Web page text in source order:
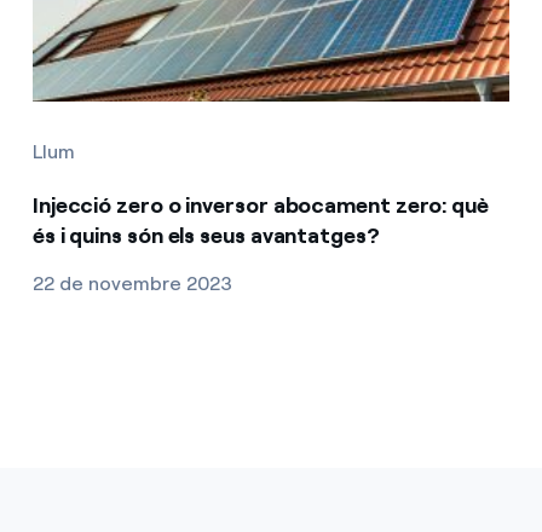
Llum
Injecció zero o inversor abocament zero: què
és i quins són els seus avantatges?
22 de novembre 2023